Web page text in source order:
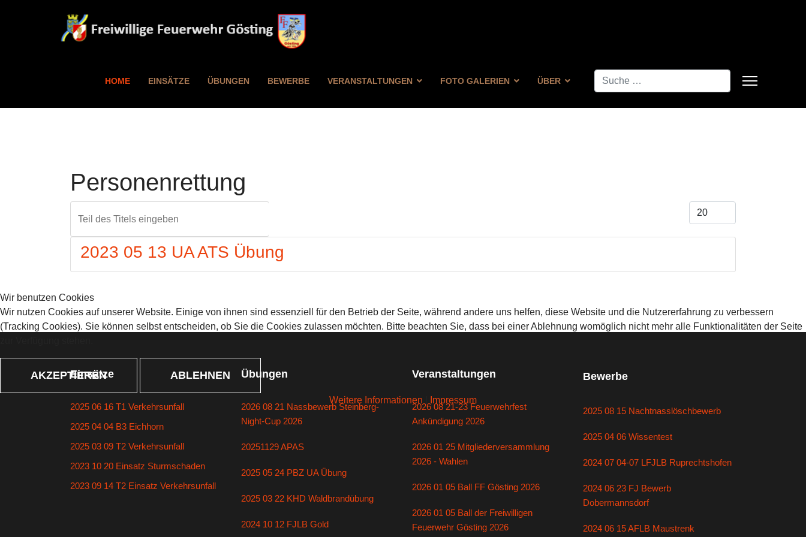
HOME EINSÄTZE ÜBUNGEN BEWERBE VERANSTALTUNGEN FOTO GALERIEN ÜBER Suchen
Personenrettung
Anzeige #
2023 05 13 UA ATS Übung
Einsätze
2025 06 16 T1 Verkehrsunfall
2025 04 04 B3 Eichhorn
2025 03 09 T2 Verkehrsunfall
2023 10 20 Einsatz Sturmschaden
2023 09 14 T2 Einsatz Verkehrsunfall
Übungen
2026 08 21 Nassbewerb Steinberg-
Night-Cup 2026
20251129 APAS
2025 05 24 PBZ UA Übung
2025 03 22 KHD Waldbrandübung
2024 10 12 FJLB Gold
Veranstaltungen
2026 08 21-23 Feuerwehrfest
Ankündigung 2026
2026 01 25 Mitgliederversammlung
2026 - Wahlen
2026 01 05 Ball FF Gösting 2026
2026 01 05 Ball der Freiwilligen
Feuerwehr Gösting 2026
Bewerbe
2025 08 15 Nachtnasslöschbewerb
2025 04 06 Wissentest
2024 07 04-07 LFJLB Ruprechtshofen
2024 06 23 FJ Bewerb
Dobermannsdorf
2024 06 15 AFLB Maustrenk
Wir benutzen Cookies
Wir nutzen Cookies auf unserer Website. Einige von ihnen sind essenziell für den Betrieb der Seite, während andere uns helfen, diese Website und die Nutzererfahrung zu verbessern
(Tracking Cookies). Sie können selbst entscheiden, ob Sie die Cookies zulassen möchten. Bitte beachten Sie, dass bei einer Ablehnung womöglich nicht mehr alle Funktionalitäten der Seite
AKZEPTIEREN ABLEHNEN
Weitere Informationen Impressum